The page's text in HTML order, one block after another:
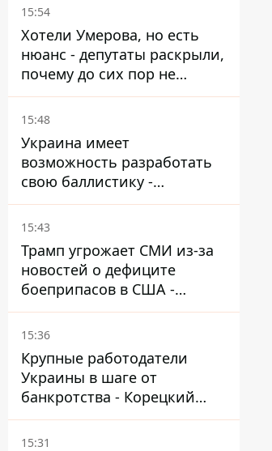
15:54
Хотели Умерова, но есть
нюанс - депутаты раскрыли,
почему до сих пор не
назначен новый посол в
США
15:48
Украина имеет
возможность разработать
свою баллистику -
Зеленский назвал дату,
когда она появится
15:43
Трамп угрожает СМИ из-за
новостей о дефиците
боеприпасов в США -
обещает найти и
арестовать всех
15:36
Крупные работодатели
Украины в шаге от
банкротства - Корецкий
обещает им… новые склады
15:31